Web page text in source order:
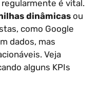
é vital.
dinâmicasou
como Google
dados, mas
Veja
alguns KPIs